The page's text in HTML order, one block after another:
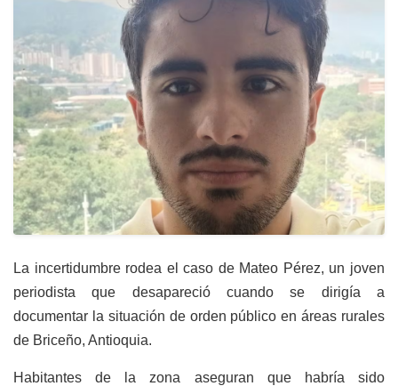
La incertidumbre rodea el caso de Mateo Pérez, un joven
periodista que desapareció cuando se dirigía a
documentar la situación de orden público en áreas rurales
de Briceño, Antioquia.
Habitantes de la zona aseguran que habría sido